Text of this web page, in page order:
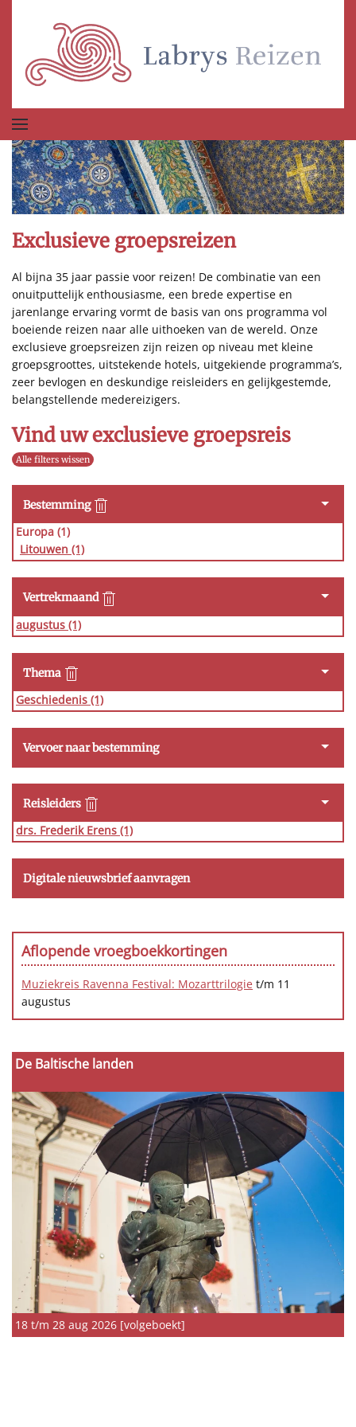
Terug naar hoofdinhoud
Exclusieve groepsreizen
Al bijna 35 jaar passie voor reizen! De combinatie van een
onuitputtelijk enthousiasme, een brede expertise en
jarenlange ervaring vormt de basis van ons programma vol
boeiende reizen naar alle uithoeken van de wereld. Onze
exclusieve groepsreizen zijn reizen op niveau met kleine
groepsgroottes, uitstekende hotels, uitgekiende programma’s,
zeer bevlogen en deskundige reisleiders en gelijkgestemde,
belangstellende medereizigers.
De Baltische landen
18 t/m 28 aug 2026 [volgeboekt]
Vind uw exclusieve groepsreis
Alle filters wissen
Bestemming
Europa (1)
Litouwen (1)
Vertrekmaand
augustus (1)
Thema
Geschiedenis (1)
Vervoer naar bestemming
Reisleiders
drs. Frederik Erens (1)
Digitale nieuwsbrief aanvragen
Aflopende vroegboekkortingen
Muziekreis Ravenna Festival: Mozarttrilogie t/m 11
augustus